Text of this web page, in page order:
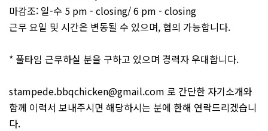
마감조: 일-수 5 pm - closing/ 6 pm - closing
근무 요일 및 시간은 변동될 수 있으며, 협의 가능합니다.
* 풀타임 근무하실 분을 구하고 있으며 경력자 우대합니다.
stampede.bbqchicken@gmail.com 로 간단한 자기소개와
함께 이력서 보내주시면 해당하시는 분에 한해 연락드리겠습니
다.